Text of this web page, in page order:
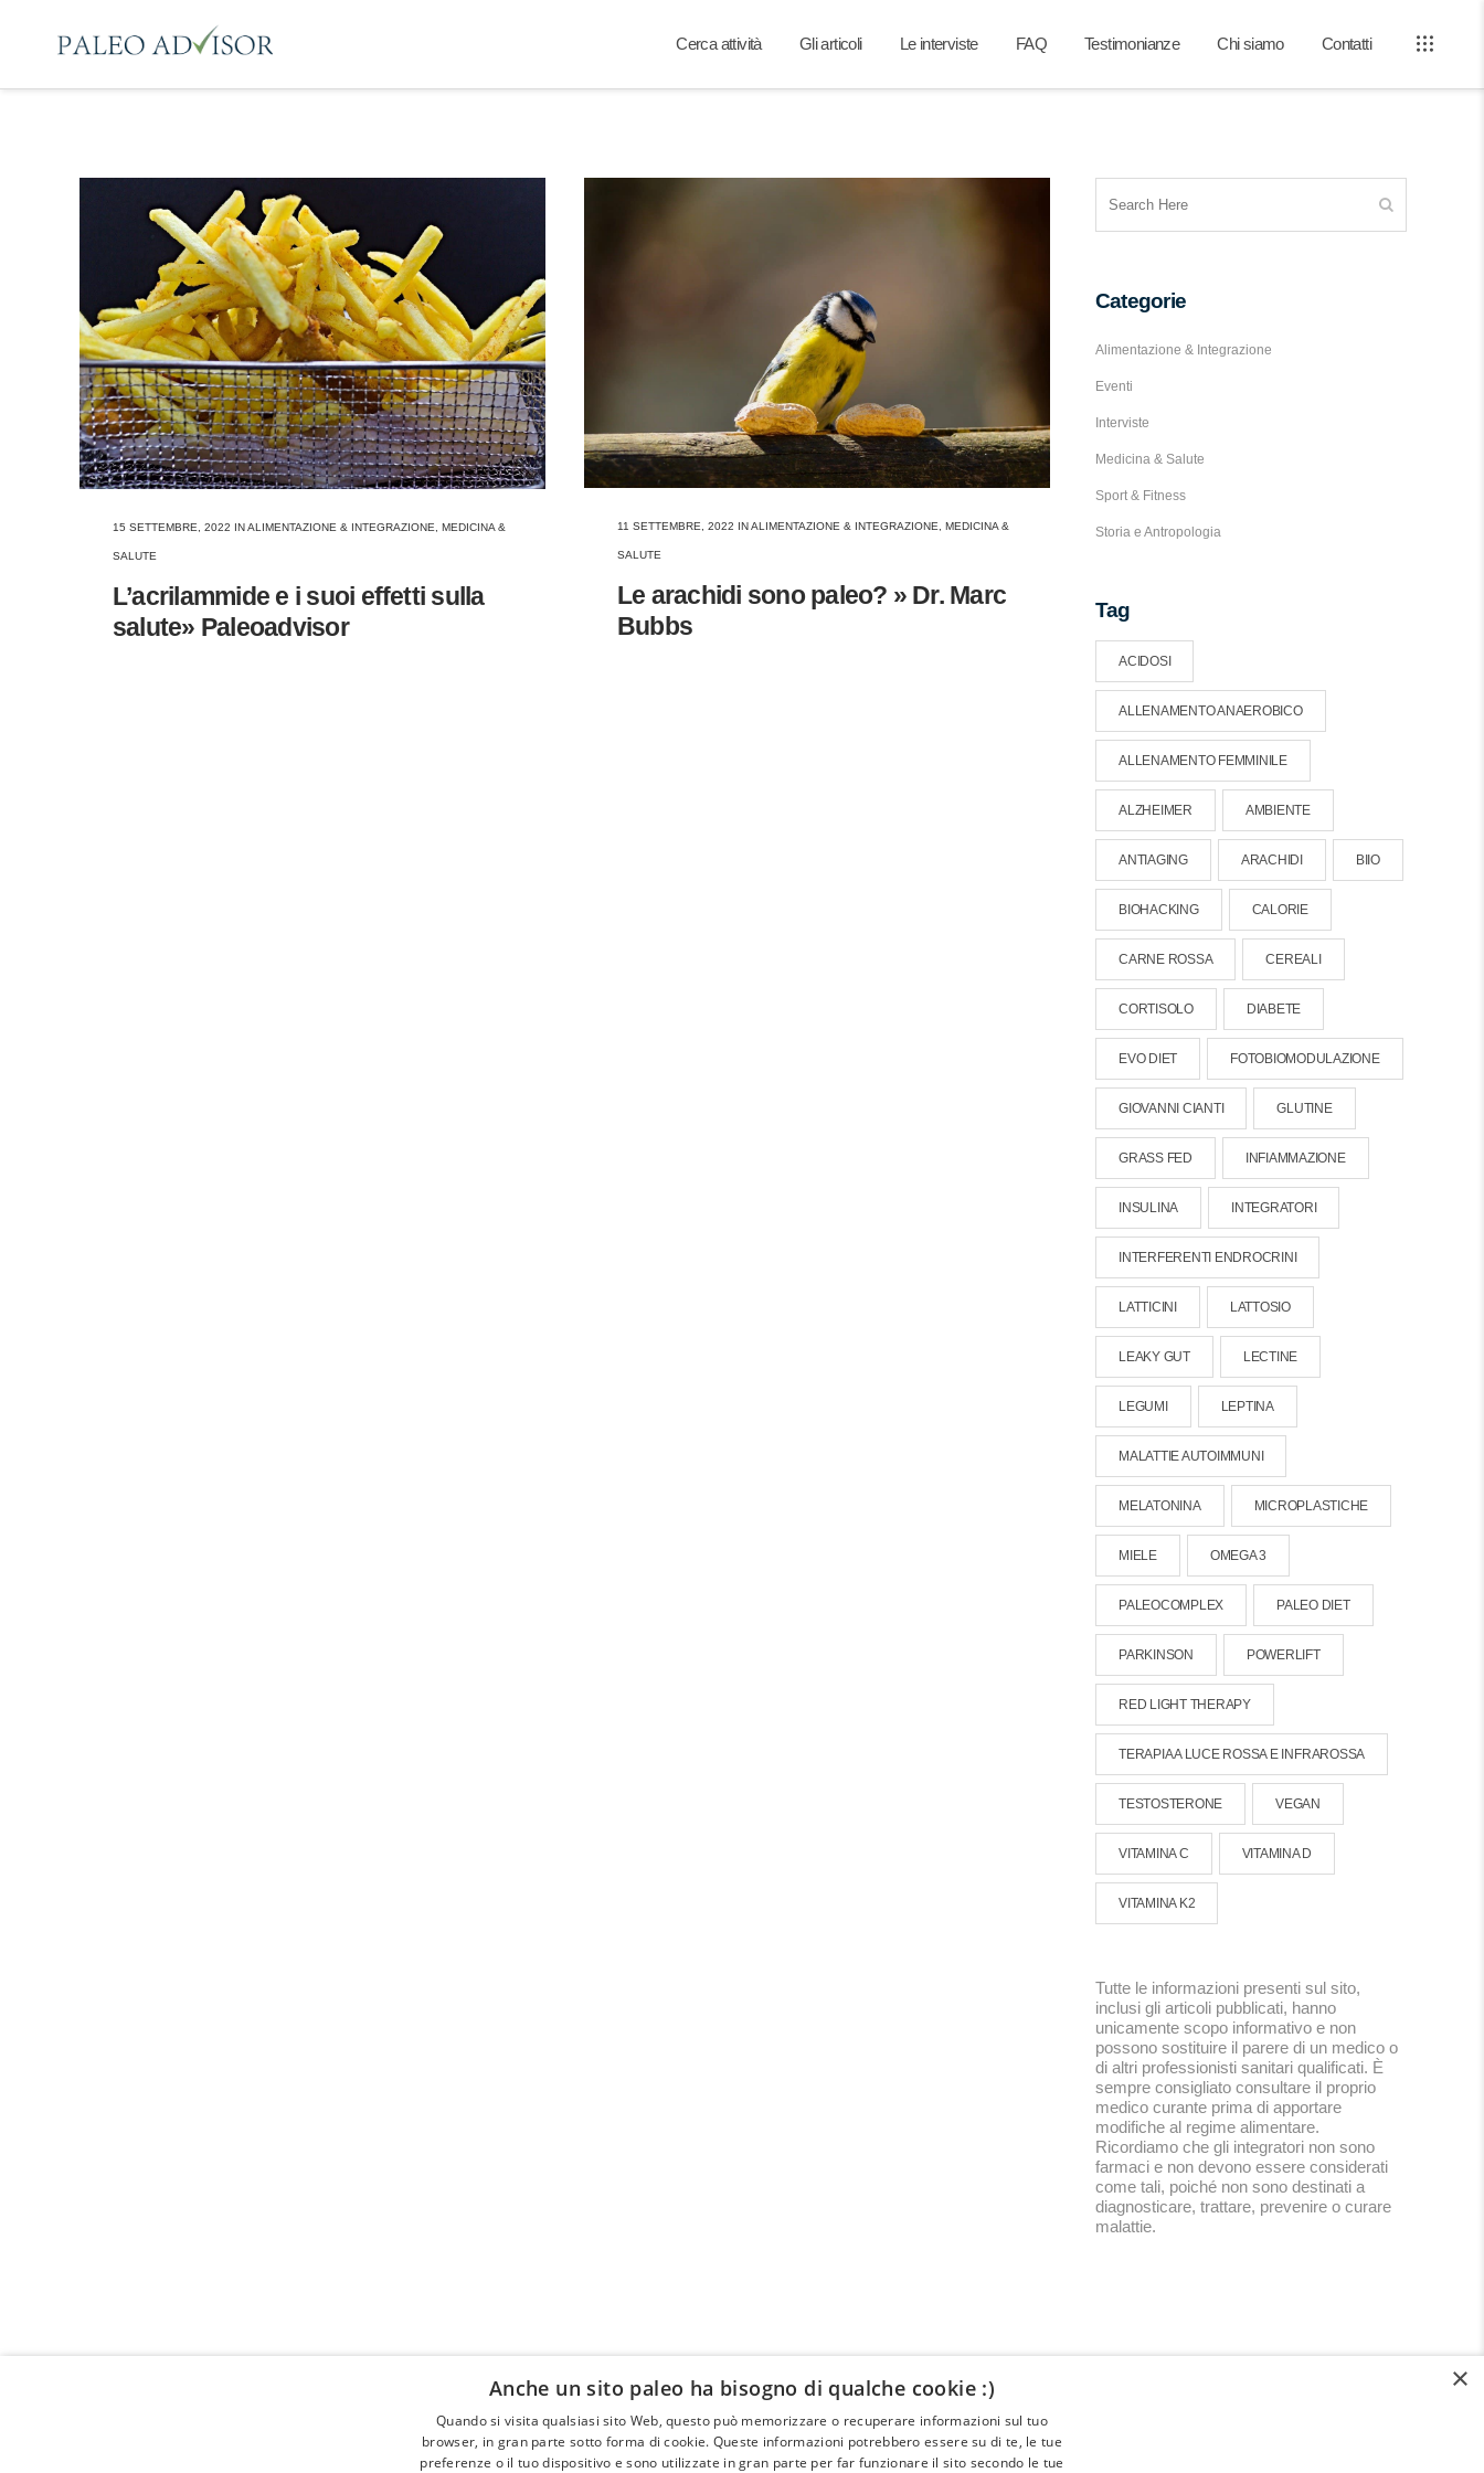
Cerca attività Gli articoli Le interviste FAQ Testimonianze Chi siamo Contatti
15 SETTEMBRE, 2022 INALIMENTAZIONE & INTEGRAZIONE MEDICINA &
SALUTE
L’acrilammide e i suoi effetti sulla
salute» Paleoadvisor
11 SETTEMBRE, 2022 IN ALIMENTAZIONE & INTEGRAZIONE, MEDICINA &
SALUTE
Le arachidi sono paleo? » Dr. Marc
Bubbs
Categorie
Alimentazione & Integrazione
Eventi
Interviste
Medicina & Salute
Sport & Fitness
Storia e Antropologia
Tag
ACIDOSI
ALLENAMENTO ANAEROBICO
ALLENAMENTO FEMMINILE
ALZHEIMER AMBIENTE
ANTIAGING ARACHIDI BIIO
BIOHACKING CALORIE
CARNE ROSSA CEREALI
CORTISOLO DIABETE
EVO DIET FOTOBIOMODULAZIONE
GIOVANNI CIANTI GLUTINE
GRASS FED INFIAMMAZIONE
INSULINA INTEGRATORI
INTERFERENTI ENDROCRINI
LATTICINI LATTOSIO
LEAKY GUT LECTINE
LEGUMI LEPTINA
MALATTIE AUTOIMMUNI
MELATONINA MICROPLASTICHE
MIELE OMEGA 3
PALEOCOMPLEX PALEO DIET
PARKINSON POWERLIFT
RED LIGHT THERAPY
TERAPIA A LUCE ROSSA E INFRAROSSA
TESTOSTERONE VEGAN
VITAMINA C VITAMINA D
VITAMINA K2
Tutte le informazioni presenti sul sito,
inclusi gli articoli pubblicati, hanno
unicamente scopo informativo e non
possono sostituire il parere di un medico o
di altri professionisti sanitari qualificati. È
sempre consigliato consultare il proprio
medico curante prima di apportare
modifiche al regime alimentare.
Ricordiamo che gli integratori non sono
farmaci e non devono essere considerati
come tali, poiché non sono destinati a
diagnosticare, trattare, prevenire o curare
malattie.
Cerca attività About
×
Anche un sito paleo ha bisogno di qualche cookie :)
Quando si visita qualsiasi sito Web, questo può memorizzare o recuperare informazioni sul tuo
browser, in gran parte sotto forma di cookie. Queste informazioni potrebbero essere su di te, le tue
preferenze o il tuo dispositivo e sono utilizzate in gran parte per far funzionare il sito secondo le tue